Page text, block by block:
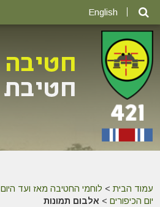
English
עמוד הבית > לוחמי החטיבה מאז ועד היום
יום הכיפורים > אלבום תמונות